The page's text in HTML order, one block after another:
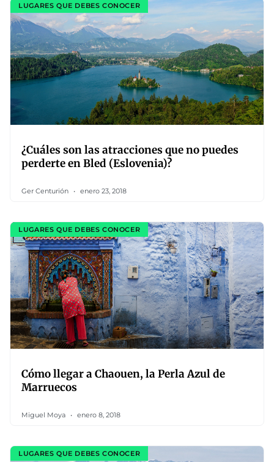
LUGARES QUE DEBES CONOCER
¿Cuáles son las atracciones que no puedes
perderte en Bled (Eslovenia)?
Ger Centurión enero 23, 2018
LUGARES QUE DEBES CONOCER
Cómo llegar a Chaouen, la Perla Azul de
Marruecos
Miguel Moya enero 8, 2018
LUGARES QUE DEBES CONOCER